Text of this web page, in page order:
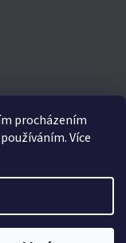
procházením
Více
republiku
. Všechna práva